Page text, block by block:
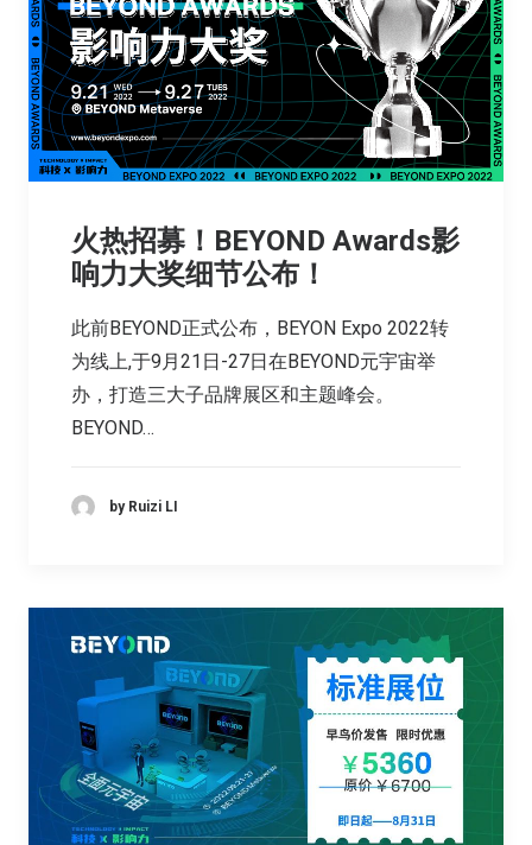
火热招募！BEYOND Awards影
响力大奖细节公布！
此前BEYOND正式公布，BEYON Expo 2022转
为线上,于9月21日-27日在BEYOND元宇宙举
办，打造三大子品牌展区和主题峰会。
BEYOND…
by Ruizi LI